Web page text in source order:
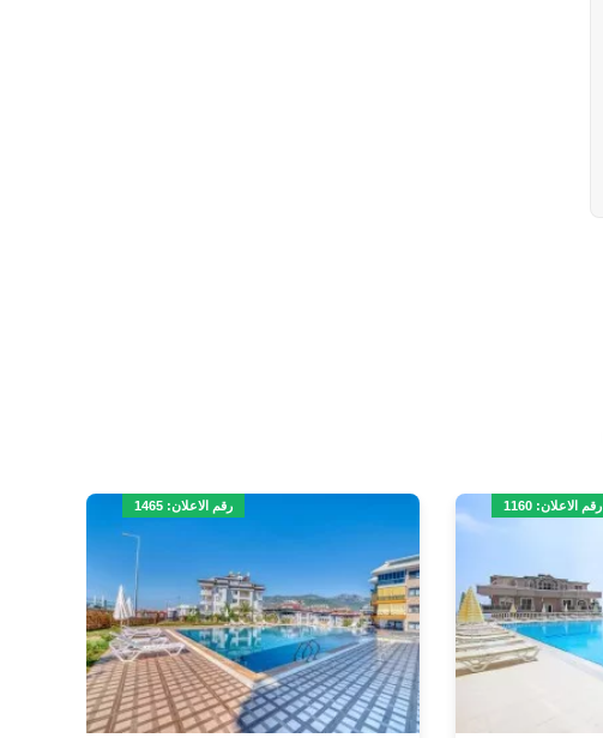
رقم الاعلان: 1160 رقم الاعلان: 1465